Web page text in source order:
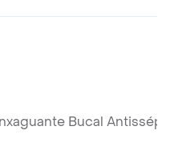
Bucal